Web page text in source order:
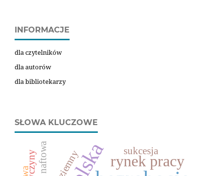
INFORMACJE
dla czytelników
dla autorów
dla bibliotekarzy
SŁOWA KLUCZOWE
rynek pracy
sukcesja